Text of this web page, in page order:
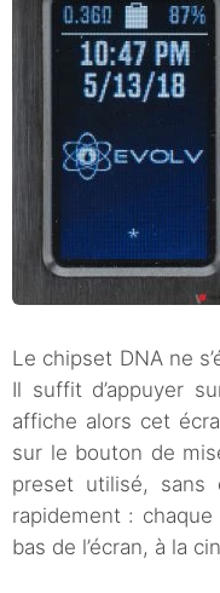
Le chipset DNA ne
Il suffit d’appuyer
affiche alors cet
sur le bouton de
preset utilisé, sans
rapidement :
bas de l’écran, à la